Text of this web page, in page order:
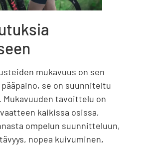
mukavuus on sen
se on suunniteltu
Mukavuuden tavoittelu on
kaikissa osissa,
ompelun suunnitteluun,
nopea kuivuminen,